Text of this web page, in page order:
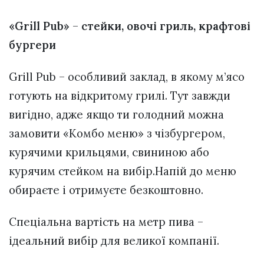
«Grill Pub» – стейки, овочі гриль, крафтові
бургери
Grill Pub – особливий заклад, в якому м’ясо
готують на відкритому грилі. Тут завжди
вигідно, адже якщо ти голодний можна
замовити «Комбо меню» з чізбургером,
курячими крильцями, свининою або
курячим стейком на вибір.Напій до меню
обираєте і отримуєте безкоштовно.
Спеціальна вартість на метр пива –
ідеальний вибір для великої компанії.